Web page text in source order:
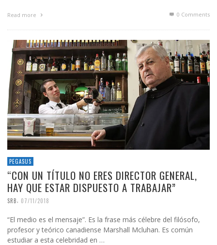
Read more 0 Comments
PEGASUS
“CON UN TÍTULO NO ERES DIRECTOR GENERAL,
HAY QUE ESTAR DISPUESTO A TRABAJAR”
SRB 07/11/2018
“El medio es el mensaje”. Es la frase más célebre del filósofo,
profesor y teórico canadiense Marshall Mcluhan. Es común
estudiar a esta celebridad en …